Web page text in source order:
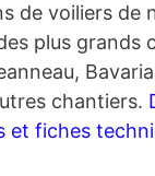
de voiliers de
plus grands
chantiers.
et fiches